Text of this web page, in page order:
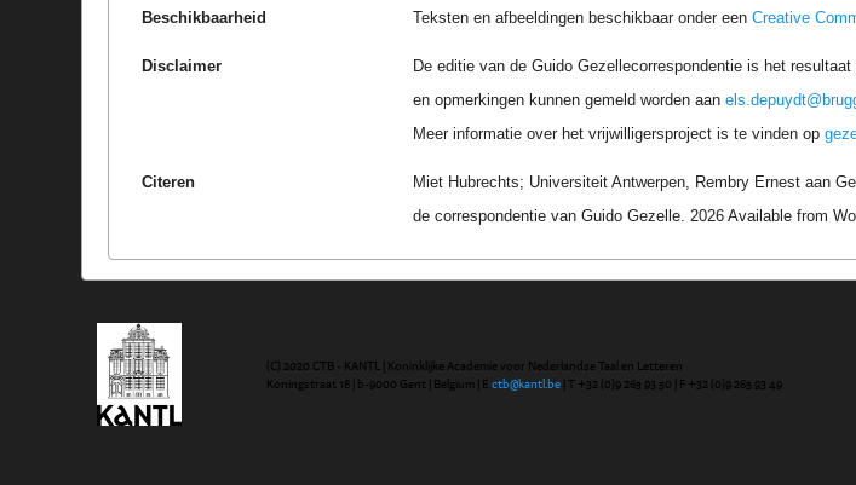
Beschikbaarheid Teksten en afbeeldingen beschikbaar onder eenCreative
Disclaimer
De editie van de Guido Gezellecorrespondentie is het
en opmerkingen kunnen gemeld worden aan
Meer informatie over het vrijwilligersproject is te vinden op
Citeren
Miet Hubrechts; Universiteit Antwerpen, Rembry Ernest aan
de correspondentie van Guido Gezelle. 2026 Available from
(C) 2020 CTB - KANTL | Koninklijke Academie voor Nederlandse Taal en Letteren
Koningstraat 18 | b-9000 Gent | Belgium | Ectb@kantl.be | T +32 (0)9 265 93 50 | F +32 (0)9 265 93 49